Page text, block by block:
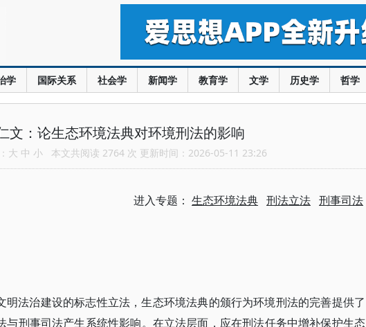
学 国际关系 社会学 新闻学 教育学 文学 历史学 哲学
文：论生态环境法典对环境刑法的影响
大 中 小 本文共阅读 2764 次 更新时间：2026-05-11 23:26
进入专题： 生态环境法典 刑法立法 刑事司法
明法治建设的标志性立法，生态环境法典的颁行为环境刑法的完善提供了
与刑事司法产生系统性影响。在立法层面，应在刑法任务中增补保护生态